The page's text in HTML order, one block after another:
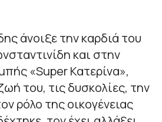
άνοιξε την καρδιά του
και στην
«Super Κατερίνα»,
του, τις δυσκολίες, την
ρόλο της οικογένειας